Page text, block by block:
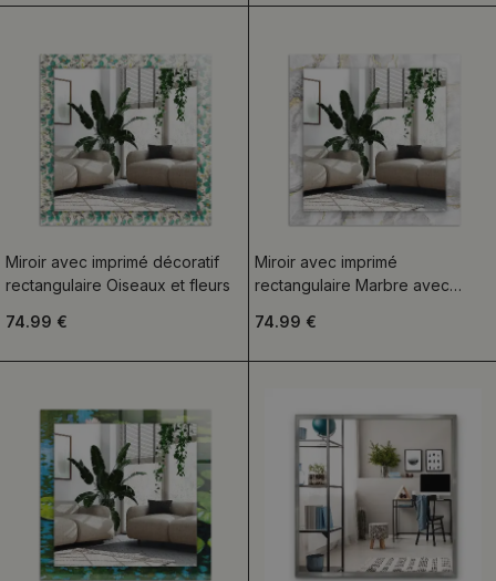
Miroir avec imprimé décoratif
rectangulaire Oiseaux et fleurs
74.99 €
Miroir avec imprimé
rectangulaire Marbre avec
74.99 €